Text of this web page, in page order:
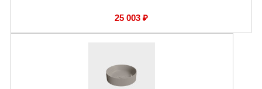
25 003 ₽